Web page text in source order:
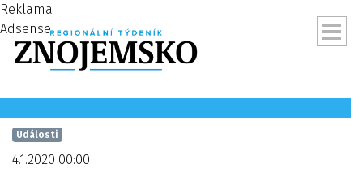
Reklama
Adsense
Události
4.1.2020 00:00